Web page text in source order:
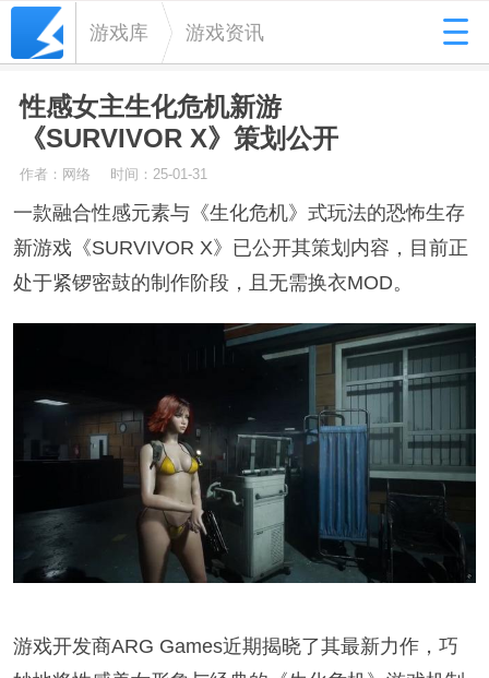
游戏库 游戏资讯
性感女主生化危机新游
《SURVIVOR X》策划公开
作者：网络 时间：25-01-31
一款融合性感元素与《生化危机》式玩法的恐怖生存
新游戏《SURVIVOR X》已公开其策划内容，目前正
处于紧锣密鼓的制作阶段，且无需换衣MOD。
游戏开发商ARG Games近期揭晓了其最新力作，巧